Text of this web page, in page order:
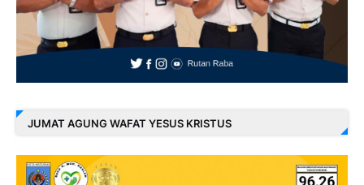
JUMAT AGUNG WAFAT YESUS KRISTUS